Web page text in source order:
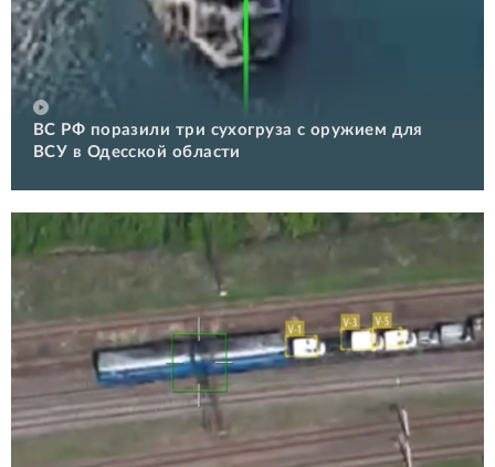
ВС РФ поразили три сухогруза с оружием для
ВСУ в Одесской области